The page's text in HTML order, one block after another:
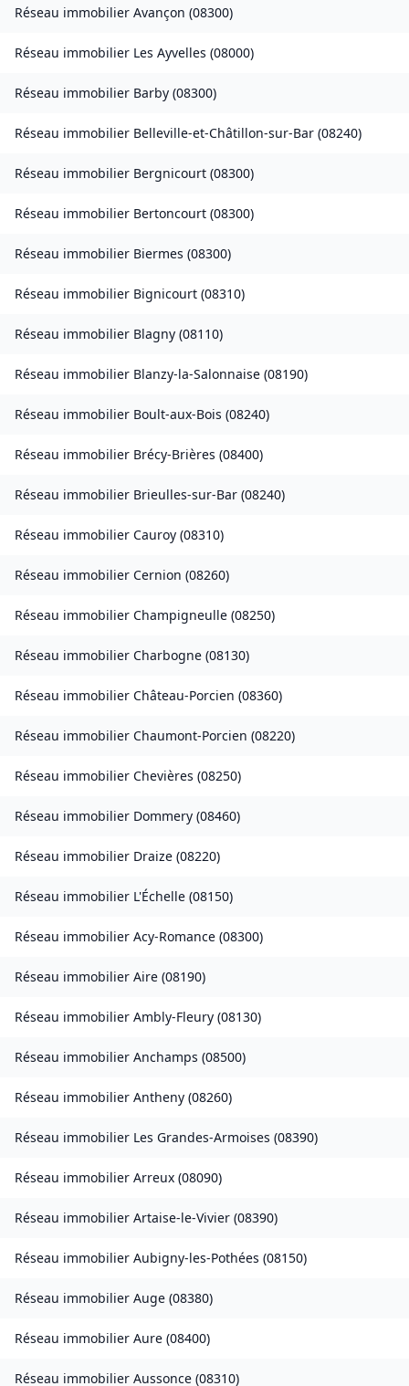
Réseau immobilier Avançon (08300)
Réseau immobilier Les Ayvelles (08000)
Réseau immobilier Barby (08300)
Réseau immobilier Belleville-et-Châtillon-sur-Bar (08240)
Réseau immobilier Bergnicourt (08300)
Réseau immobilier Bertoncourt (08300)
Réseau immobilier Biermes (08300)
Réseau immobilier Bignicourt (08310)
Réseau immobilier Blagny (08110)
Réseau immobilier Blanzy-la-Salonnaise (08190)
Réseau immobilier Boult-aux-Bois (08240)
Réseau immobilier Brécy-Brières (08400)
Réseau immobilier Brieulles-sur-Bar (08240)
Réseau immobilier Cauroy (08310)
Réseau immobilier Cernion (08260)
Réseau immobilier Champigneulle (08250)
Réseau immobilier Charbogne (08130)
Réseau immobilier Château-Porcien (08360)
Réseau immobilier Chaumont-Porcien (08220)
Réseau immobilier Chevières (08250)
Réseau immobilier Dommery (08460)
Réseau immobilier Draize (08220)
Réseau immobilier L'Échelle (08150)
Réseau immobilier Acy-Romance (08300)
Réseau immobilier Aire (08190)
Réseau immobilier Ambly-Fleury (08130)
Réseau immobilier Anchamps (08500)
Réseau immobilier Antheny (08260)
Réseau immobilier Les Grandes-Armoises (08390)
Réseau immobilier Arreux (08090)
Réseau immobilier Artaise-le-Vivier (08390)
Réseau immobilier Aubigny-les-Pothées (08150)
Réseau immobilier Auge (08380)
Réseau immobilier Aure (08400)
Réseau immobilier Aussonce (08310)